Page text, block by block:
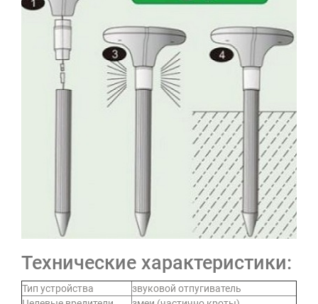
Технические характеристики:
Тип устройства
звуковой отпугиватель